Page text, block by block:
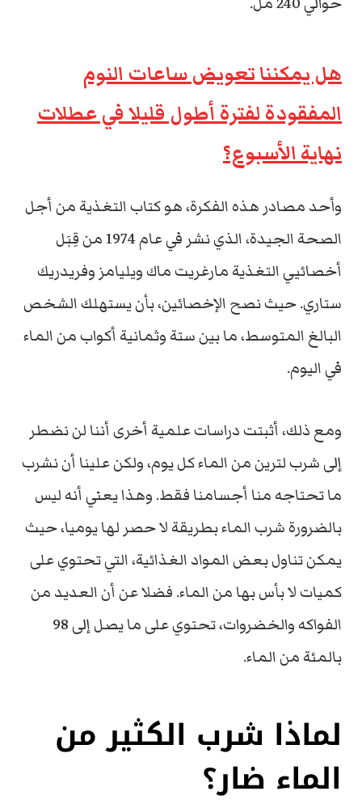
هل يمكننا تعويض ساعات النوم
المفقودة لفترة أطول قليلا في عطلات
نهاية الأسبوع؟
وأحد مصادر هذه الفكرة، هو كتاب التغذية من أجل
الصحة الجيدة، الذي نشر في عام 1974 من قِبَل
أخصائيي التغذية مارغريت ماك ويليامز وفريدريك
ستاري. حيث نصح الإخصائين، بأن يستهلك الشخص
البالغ المتوسط، ما بين ستة وثمانية أكواب من الماء
في اليوم.
ومع ذلك، أثبتت دراسات علمية أخرى أننا لن نضطر
إلى شرب لترين من الماء كل يوم، ولكن علينا أن نشرب
ما تحتاجه منا أجسامنا فقط. وهذا يعني أنه ليس
بالضرورة شرب الماء بطريقة لا حصر لها يوميا، حيث
يمكن تناول بعض المواد الغذائية، التي تحتوي على
كميات لا بأس بها من الماء. فضلا عن أن العديد من
الفواكه والخضروات، تحتوي على ما يصل إلى 98
بالمئة من الماء.
لماذا شرب الكثير من
الماء ضار؟